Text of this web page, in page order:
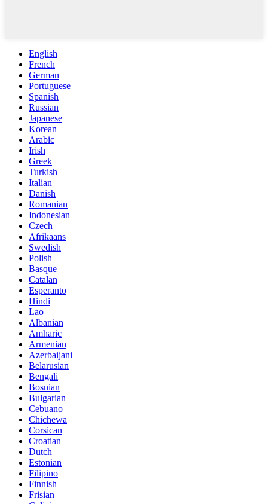
English
French
German
Portuguese
Spanish
Russian
Japanese
Korean
Arabic
Irish
Greek
Turkish
Italian
Danish
Romanian
Indonesian
Czech
Afrikaans
Swedish
Polish
Basque
Catalan
Esperanto
Hindi
Lao
Albanian
Amharic
Armenian
Azerbaijani
Belarusian
Bengali
Bosnian
Bulgarian
Cebuano
Chichewa
Corsican
Croatian
Dutch
Estonian
Filipino
Finnish
Frisian